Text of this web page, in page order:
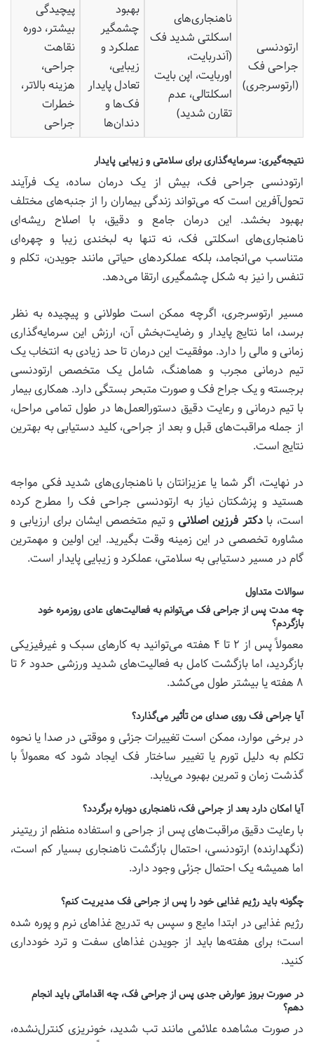
ارتودنسی
جراحی فک
(ارتوسرجری)
ناهنجاری‌های
اسکلتی شدید فک
(آندربایت،
اوربایت، اپن بایت
اسکلتالی، عدم
تقارن شدید)
بهبود
چشمگیر
عملکرد و
زیبایی،
تعادل پایدار
فک‌ها و
دندان‌ها
پیچیدگی
بیشتر، دوره
نقاهت
جراحی،
هزینه بالاتر،
خطرات
جراحی
نتیجه‌گیری: سرمایه‌گذاری برای سلامتی و زیبایی پایدار
ارتودنسی جراحی فک، بیش از یک درمان ساده، یک فرآیند
تحول‌آفرین است که می‌تواند زندگی بیماران را از جنبه‌های مختلف
بهبود بخشد. این درمان جامع و دقیق، با اصلاح ریشه‌ای
ناهنجاری‌های اسکلتی فک، نه تنها به لبخندی زیبا و چهره‌ای
متناسب می‌انجامد، بلکه عملکردهای حیاتی مانند جویدن، تکلم و
تنفس را نیز به شکل چشمگیری ارتقا می‌دهد.
مسیر ارتوسرجری، اگرچه ممکن است طولانی و پیچیده به نظر
برسد، اما نتایج پایدار و رضایت‌بخش آن، ارزش این سرمایه‌گذاری
زمانی و مالی را دارد. موفقیت این درمان تا حد زیادی به انتخاب یک
تیم درمانی مجرب و هماهنگ، شامل یک متخصص ارتودنسی
برجسته و یک جراح فک و صورت متبحر بستگی دارد. همکاری بیمار
با تیم درمانی و رعایت دقیق دستورالعمل‌ها در طول تمامی مراحل،
از جمله مراقبت‌های قبل و بعد از جراحی، کلید دستیابی به بهترین
نتایج است.
در نهایت، اگر شما یا عزیزانتان با ناهنجاری‌های شدید فکی مواجه
هستید و پزشکتان نیاز به ارتودنسی جراحی فک را مطرح کرده
است، بادکتر فرزین اصلانی و تیم متخصص ایشان برای ارزیابی و
مشاوره تخصصی در این زمینه وقت بگیرید. این اولین و مهمترین
گام در مسیر دستیابی به سلامتی، عملکرد و زیبایی پایدار است.
سوالات متداول
چه مدت پس از جراحی فک می‌توانم به فعالیت‌های عادی روزمره خود
بازگردم؟
معمولاً پس از ۲ تا ۴ هفته می‌توانید به کارهای سبک و غیرفیزیکی
بازگردید، اما بازگشت کامل به فعالیت‌های شدید ورزشی حدود ۶ تا
۸ هفته یا بیشتر طول می‌کشد.
آیا جراحی فک روی صدای من تأثیر می‌گذارد؟
در برخی موارد، ممکن است تغییرات جزئی و موقتی در صدا یا نحوه
تکلم به دلیل تورم یا تغییر ساختار فک ایجاد شود که معمولاً با
گذشت زمان و تمرین بهبود می‌یابد.
آیا امکان دارد بعد از جراحی فک، ناهنجاری دوباره برگردد؟
با رعایت دقیق مراقبت‌های پس از جراحی و استفاده منظم از ریتینر
(نگهدارنده) ارتودنسی، احتمال بازگشت ناهنجاری بسیار کم است،
اما همیشه یک احتمال جزئی وجود دارد.
چگونه باید رژیم غذایی خود را پس از جراحی فک مدیریت کنم؟
رژیم غذایی در ابتدا مایع و سپس به تدریج غذاهای نرم و پوره شده
است؛ برای هفته‌ها باید از جویدن غذاهای سفت و ترد خودداری
کنید.
در صورت بروز عوارض جدی پس از جراحی فک، چه اقداماتی باید انجام
دهم؟
در صورت مشاهده علائمی مانند تب شدید، خونریزی کنترل‌نشده،